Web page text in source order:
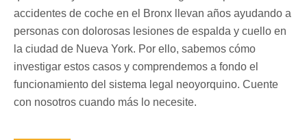
accidentes de coche en el Bronx llevan años ayudando a
personas con dolorosas lesiones de espalda y cuello en
la ciudad de Nueva York. Por ello, sabemos cómo
investigar estos casos y comprendemos a fondo el
funcionamiento del sistema legal neoyorquino. Cuente
con nosotros cuando más lo necesite.